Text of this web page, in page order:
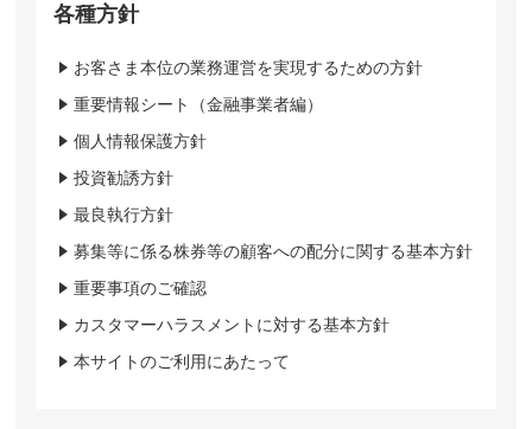
各種方針
お客さま本位の業務運営を実現するための方針
重要情報シート（金融事業者編）
個人情報保護方針
投資勧誘方針
最良執行方針
募集等に係る株券等の顧客への配分に関する基本方針
重要事項のご確認
カスタマーハラスメントに対する基本方針
本サイトのご利用にあたって